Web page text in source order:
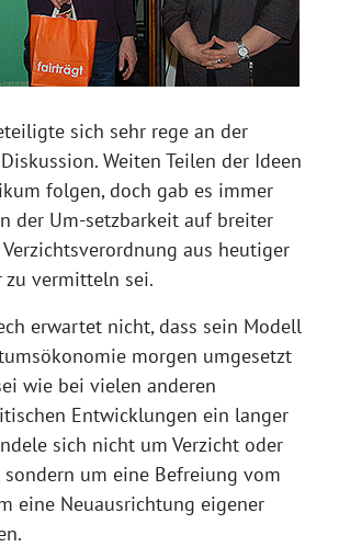
sich sehr rege an der
Weiten Teilen der Ideen
folgen, doch gab es immer
der Um-setzbarkeit auf breiter
aus heutiger
zu vermitteln sei.
erwartet nicht, dass sein Modell
morgen umgesetzt
wie bei vielen anderen
Entwicklungen ein langer
sich nicht um Verzicht oder
sondern um eine Befreiung vom
eine Neuausrichtung eigener